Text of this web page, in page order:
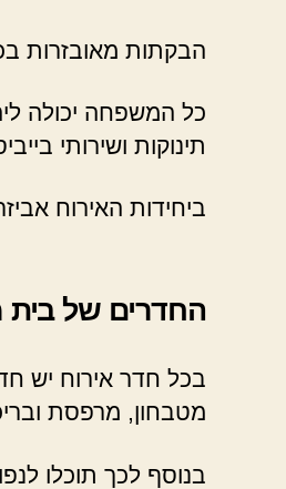
הבקתות מאובזרות
כל המשפחה יכולה
תינוקות ושירותי
ביחידות האירוח
החדרים של בית
בכל חדר אירוח יש
מטבחון, מרפסת
בנוסף לכך תוכלו